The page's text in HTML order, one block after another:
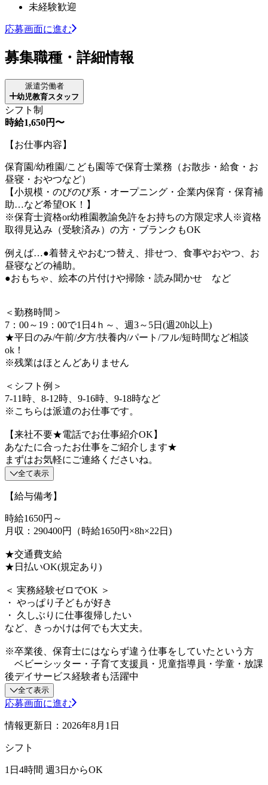
未経験歓迎
応募画面に進む
募集職種・詳細情報
派遣労働者
幼児教育スタッフ
シフト制
時給1,650円〜
【お仕事内容】
保育園/幼稚園/こども園等で保育士業務（お散歩・給食・お
昼寝・おやつなど）
【小規模・のびのび系・オープニング・企業内保育・保育補
助…など希望OK！】
※保育士資格or幼稚園教諭免許をお持ちの方限定求人※資格
取得見込み（受験済み）の方・ブランクもOK
例えば…●着替えやおむつ替え、排せつ、食事やおやつ、お
昼寝などの補助。
●おもちゃ、絵本の片付けや掃除・読み聞かせ など
＜勤務時間＞
7：00～19：00で1日4ｈ～、週3～5日(週20h以上)
★平日のみ/午前/夕方/扶養内/パート/フル/短時間など相談
ok！
※残業はほとんどありません
＜シフト例＞
7-11時、8-12時、9-16時、9-18時など
※こちらは派遣のお仕事です。
【来社不要★電話でお仕事紹介OK】
あなたに合ったお仕事をご紹介します★
まずはお気軽にご連絡くださいね。
全て表示
【給与備考】
時給1650円～
月収：290400円（時給1650円×8h×22日)
★交通費支給
★日払いOK(規定あり)
＜ 実務経験ゼロでOK ＞
・ やっぱり子どもが好き
・ 久しぶりに仕事復帰したい
など、きっかけは何でも大丈夫。
※卒業後、保育士にはならず違う仕事をしていたという方
ベビーシッター・子育て支援員・児童指導員・学童・放課
後デイサービス経験者も活躍中
全て表示
応募画面に進む
情報更新日：2026年8月1日
シフト
1日4時間 週3日からOK